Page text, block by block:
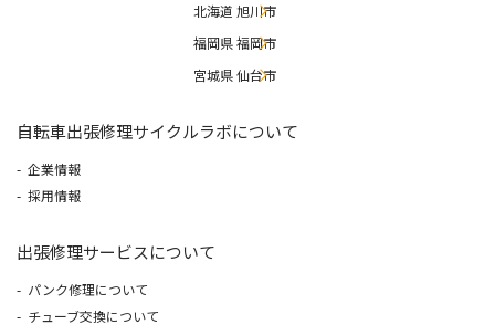
北海道 旭川市
福岡県 福岡市
宮城県 仙台市
自転車出張修理サイクルラボについて
企業情報
採用情報
出張修理サービスについて
パンク修理について
チューブ交換について